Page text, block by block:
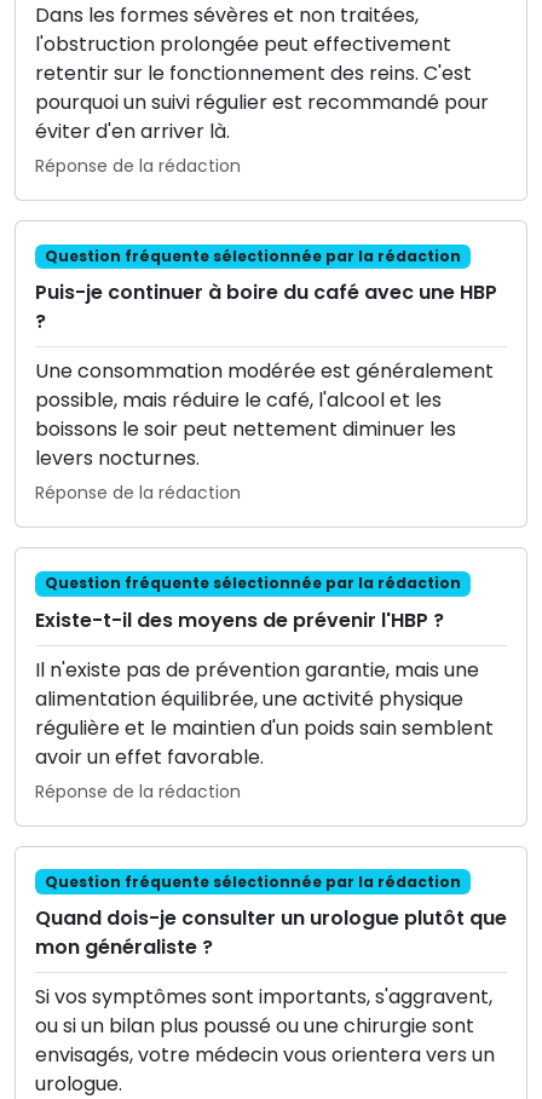
Dans les formes sévères et non traitées,
l'obstruction prolongée peut effectivement
retentir sur le fonctionnement des reins. C'est
pourquoi un suivi régulier est recommandé pour
éviter d'en arriver là.
Réponse de la rédaction
Question fréquente sélectionnée par la rédaction
Puis-je continuer à boire du café avec une HBP
?
Une consommation modérée est généralement
possible, mais réduire le café, l'alcool et les
boissons le soir peut nettement diminuer les
levers nocturnes.
Réponse de la rédaction
Question fréquente sélectionnée par la rédaction
Existe-t-il des moyens de prévenir l'HBP ?
Il n'existe pas de prévention garantie, mais une
alimentation équilibrée, une activité physique
régulière et le maintien d'un poids sain semblent
avoir un effet favorable.
Réponse de la rédaction
Question fréquente sélectionnée par la rédaction
Quand dois-je consulter un urologue plutôt que
mon généraliste ?
Si vos symptômes sont importants, s'aggravent,
ou si un bilan plus poussé ou une chirurgie sont
envisagés, votre médecin vous orientera vers un
urologue.